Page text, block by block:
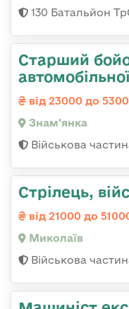
130 Батальйон
Старший
від 23000 до
Знам'янка
Військова
Стрілець,
від 21000 до
Миколаїв
Військова